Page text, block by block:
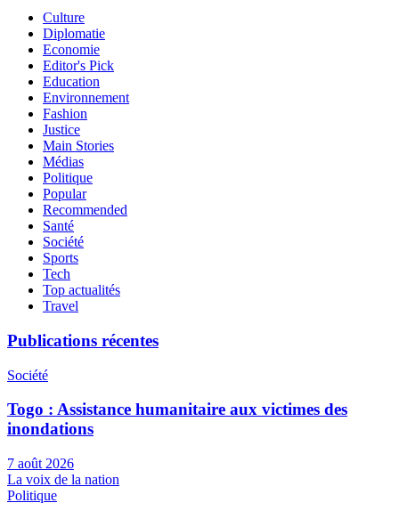
Culture
Diplomatie
Economie
Editor's Pick
Education
Environnement
Fashion
Justice
Main Stories
Médias
Politique
Popular
Recommended
Santé
Société
Sports
Tech
Top actualités
Travel
Publications récentes
Société
Togo : Assistance humanitaire aux victimes des
inondations
7 août 2026
La voix de la nation
Politique